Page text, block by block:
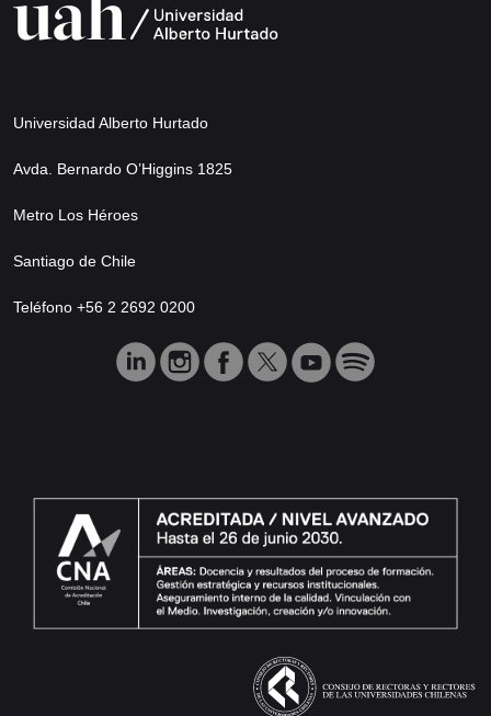
Universidad Alberto Hurtado
Avda. Bernardo O’Higgins 1825
Metro Los Héroes
Santiago de Chile
Teléfono +56 2 2692 0200